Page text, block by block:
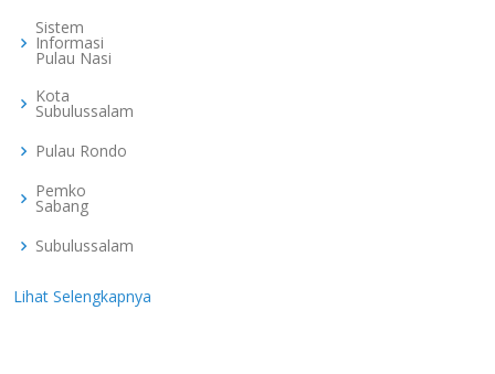
Sistem
Informasi
Pulau Nasi
Kota
Subulussalam
Pulau Rondo
Pemko
Sabang
Subulussalam
Lihat Selengkapnya